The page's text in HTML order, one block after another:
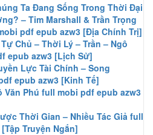
Ta Đang Sống Trong Thời Đại
– Tim Marshall & Trần Trọng
pdf epub azw3 [Địa Chính Trị]
Chủ – Thời Lý – Trần – Ngô
epub azw3 [Lịch Sử]
Lực Tài Chính – Song
epub azw3 [Kinh Tế]
Văn Phú full mobi pdf epub azw3
Thời Gian – Nhiều Tác Giả full
Truyện Ngắn]